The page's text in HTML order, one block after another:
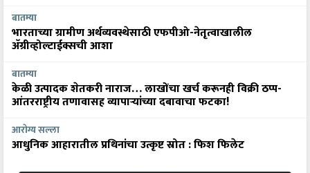
बातम्या
भारताच्या ग्रामीण अर्थव्यवस्थेसाठी एफपीओ-नेतृत्वाखालील
अ‍ॅग्रीव्होल्टाईक्सची आशा
बातम्या
केळी उत्पादक शेतकरी नाराज… लाखोंचा खर्च करूनही विक्री ठप्प-
आंतरराष्ट्रीय तणावासह व्यापाऱ्यांच्या दबावाचा फटका!
आरोग्य सल्ला
आधुनिक आहारातील प्रथिनांचा उत्कृष्ट स्रोत : फिश फिलेट